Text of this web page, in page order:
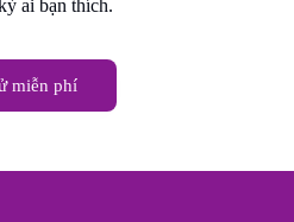
ai bạn thích.
miễn phí